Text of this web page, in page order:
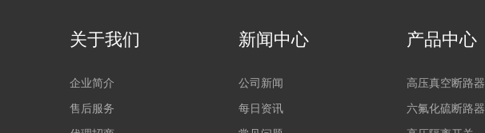
关于我们
企业简介
售后服务
新闻中心
公司新闻
每日资讯
产品中心
高压真空断路器
六氟化硫断路器